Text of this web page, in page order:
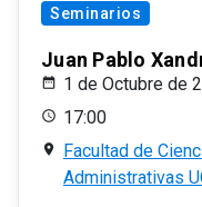
Seminarios
Juan Pablo
1 de Octubre de
17:00
Facultad de
Administrativas